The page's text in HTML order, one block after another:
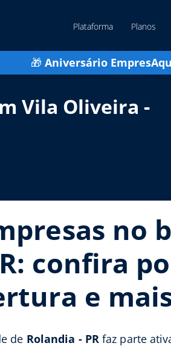
Plataforma Planos
🎁 Aniversário
Vila Oliveira -
no
confira
e
de Rolandia - PRfaz parte